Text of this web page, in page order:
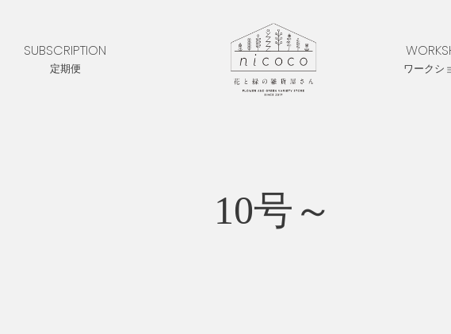
SUBSCRIPTION
定期便 ワークシ
10号～